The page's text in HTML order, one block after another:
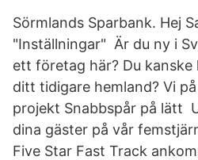
Sörmlands Sparbank. Hej
"Inställningar" Är du ny i
ett företag här? Du
ditt tidigare hemland? Vi
projekt Snabbspår på lätt
dina gäster på vår
Five Star Fast Track